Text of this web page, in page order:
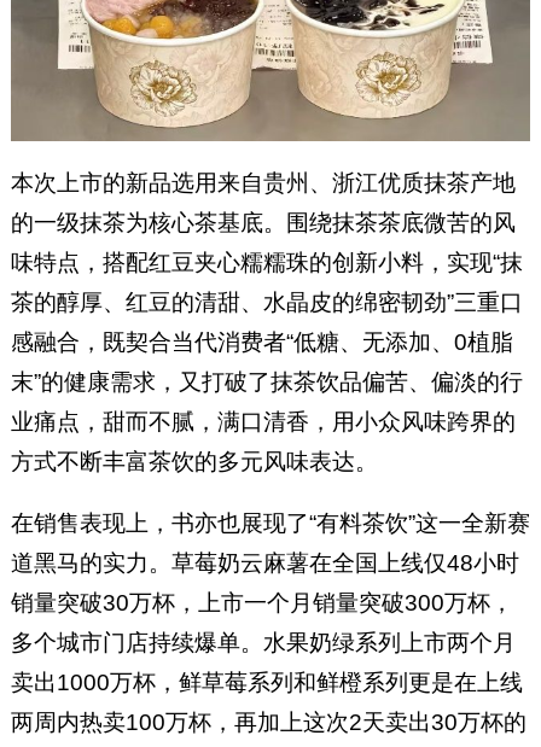
本次上市的新品选用来自贵州、浙江优质抹茶产地
的一级抹茶为核心茶基底。围绕抹茶茶底微苦的风
味特点，搭配红豆夹心糯糯珠的创新小料，实现“抹
茶的醇厚、红豆的清甜、水晶皮的绵密韧劲”三重口
感融合，既契合当代消费者“低糖、无添加、0植脂
末”的健康需求，又打破了抹茶饮品偏苦、偏淡的行
业痛点，甜而不腻，满口清香，用小众风味跨界的
方式不断丰富茶饮的多元风味表达。
在销售表现上，书亦也展现了“有料茶饮”这一全新赛
道黑马的实力。草莓奶云麻薯在全国上线仅48小时
销量突破30万杯，上市一个月销量突破300万杯，
多个城市门店持续爆单。水果奶绿系列上市两个月
卖出1000万杯，鲜草莓系列和鲜橙系列更是在上线
两周内热卖100万杯，再加上这次2天卖出30万杯的